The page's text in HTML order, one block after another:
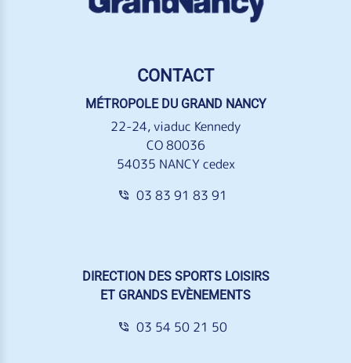
CONTACT
MÉTROPOLE DU GRAND NANCY
22-24, viaduc Kennedy
CO 80036
54035 NANCY cedex
03 83 91 83 91
DIRECTION DES SPORTS LOISIRS
ET GRANDS EVÈNEMENTS
03 54 50 21 50